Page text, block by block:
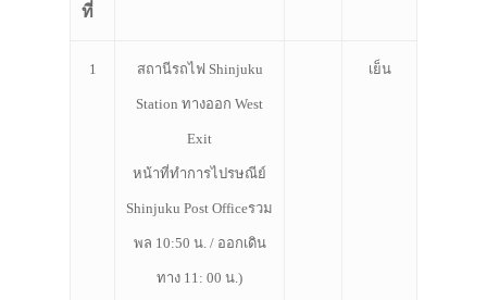
ที่
1 สถานีรถไฟ Shinjuku
Station ทางออก West
Exit
หน้าที่ทำการไปรษณีย์
Shinjuku Post Officeรวม
พล 10:50 น. / ออกเดิน
ทาง 11: 00 น.)
เย็น